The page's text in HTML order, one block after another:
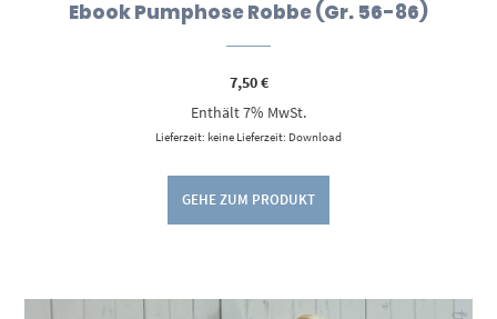
Ebook Pumphose Robbe (Gr. 56-86)
7,50€
Enthält 7% MwSt.
Lieferzeit: keine Lieferzeit: Download
GEHE ZUM PRODUKT